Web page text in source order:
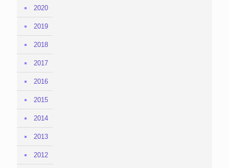
2020
2019
2018
2017
2016
2015
2014
2013
2012